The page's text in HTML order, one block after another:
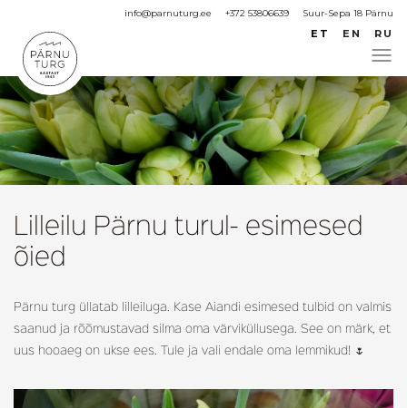
ET EN RU
info@parnuturg.ee +372 53806639 Suur-Sepa 18 Pärnu
Lilleilu Pärnu turul- esimesed
õied
Pärnu turg üllatab lilleiluga. Kase Aiandi esimesed tulbid on valmis
saanud ja rõõmustavad silma oma värviküllusega. See on märk, et
uus hooaeg on ukse ees. Tule ja vali endale oma lemmikud! 🌷